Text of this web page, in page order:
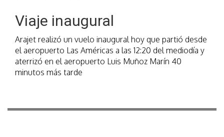
Viaje inaugural
Arajet realizó un vuelo inaugural hoy que partió desde
el aeropuerto Las Américas a las 12:20 del mediodía y
aterrizó en el aeropuerto Luis Muñoz Marín 40
minutos más tarde